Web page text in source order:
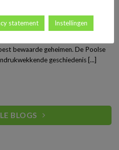
de verrassende charme van
hoofdstad
bewaarde geheimen. De Poolse
geschiedenis [...]
BLOGS
statement Instellingen